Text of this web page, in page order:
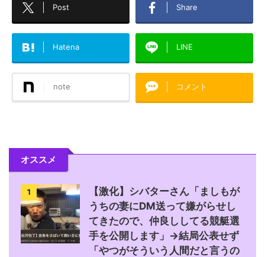
Post Share
Hatena LINE
note コメント
オススメ
1
【激化】シバターさん「ましもが
うちの妻にDM送って嫌がらせし
てきたので、仲良ししてる競艇選
手を公開します」→結局公表せず
「やつがそういう人間だと言うの